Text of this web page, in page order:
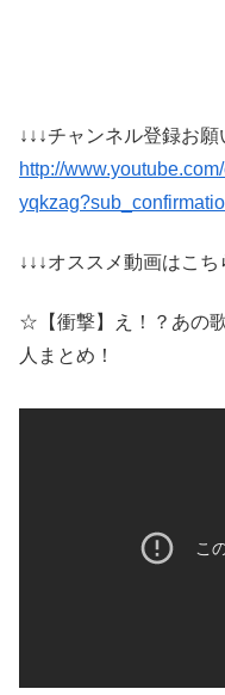
↓↓↓チャンネル登録お
http://
↓↓↓オススメ動画はこち
☆【衝撃】え！？あの
人まとめ！